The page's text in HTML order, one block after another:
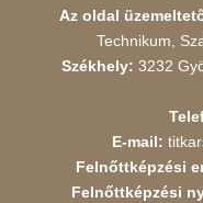
Az oldal
Technikum,
Székhely: 3232
E-mail:
Felnőttképzési
Felnőttképzési